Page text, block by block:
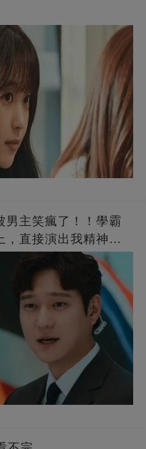
男主笑瘋了！！學霸
，直接演出我精神世